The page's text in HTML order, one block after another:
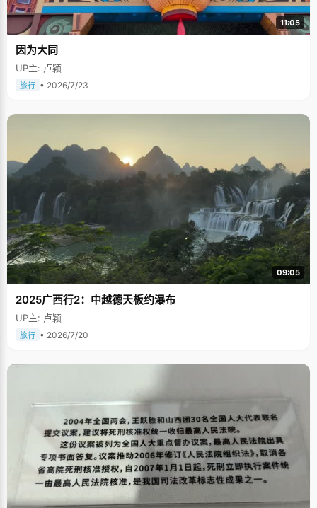
11:05
因为大同
UP主: 卢颖
旅行 • 2026/7/23
09:05
2025广西行2：中越德天板约瀑布
UP主: 卢颖
旅行 • 2026/7/20